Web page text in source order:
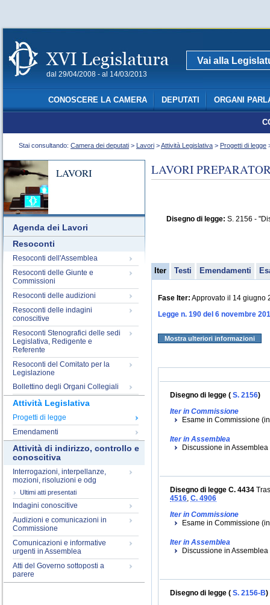
dal 29/04/2008 - al 14/03/2013
Vai alla
CONOSCERE LA CAMERA DEPUTATI ORGANI
Stai consultando: Camera dei deputati > Lavori >Attività Legislativa > Progetti di legge
LAVORI
Agenda dei Lavori
Resoconti
Resoconti dell'Assemblea
Resoconti delle Giunte e
Commissioni
Resoconti delle audizioni
Resoconti delle indagini
conoscitive
Resoconti Stenografici delle sedi
Legislativa, Redigente e
Referente
Resoconti del Comitato per la
Legislazione
Bollettino degli Organi Collegiali
Attività Legislativa
Progetti di legge
Emendamenti
Attività di indirizzo, controllo e
conoscitiva
Interrogazioni, interpellanze,
mozioni, risoluzioni e odg
Ultimi atti presentati
Indagini conoscitive
Audizioni e comunicazioni in
Commissione
Comunicazioni e informative
urgenti in Assemblea
Atti del Governo sottoposti a
parere
LAVORI
Disegno di legge: S. 2156 -
Iter Testi Emendamenti
Fase Iter: Approvato il 14 giugno
Legge n. 190 del 6 novembre
Mostra ulteriori informazioni
Disegno di legge ( S. 2156)
Iter in Commissione
Esame in Commissione
Iter in Assemblea
Discussione in
Disegno di legge C. 4434
4516, C. 4906
Iter in Commissione
Esame in Commissione
Iter in Assemblea
Discussione in
Disegno di legge ( S. 2156-B)